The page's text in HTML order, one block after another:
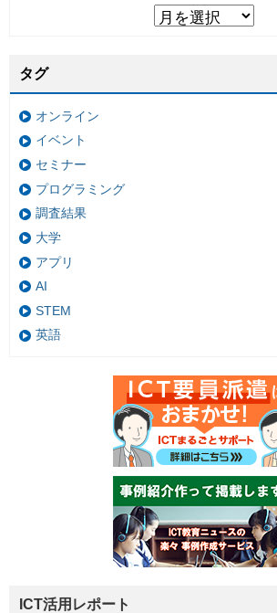
タグ
オンライン
イベント
セミナー
プログラミング
調査結果
大学
アプリ
AI
STEM
英語
ICT活用レポート